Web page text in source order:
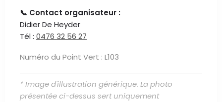
📞 Contact organisateur :
Didier De Heyder
Tél : 0476 32 56 27
Numéro du Point Vert : L103
* Image d'illustration générique. La photo
présentée ci-dessus sert uniquement